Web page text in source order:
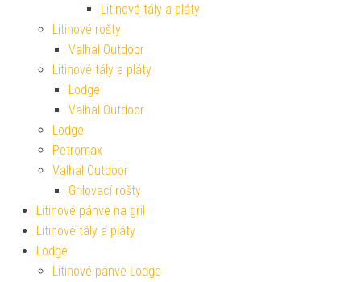
Litinové tály a pláty
Litinové rošty
Valhal Outdoor
Litinové tály a pláty
Lodge
Valhal Outdoor
Lodge
Petromax
Valhal Outdoor
Grilovací rošty
Litinové pánve na gril
Litinové tály a pláty
Lodge
Litinové pánve Lodge